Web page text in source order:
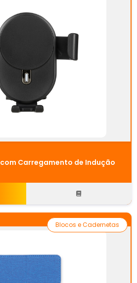
Carregamento de Indução
Blocos e Cadernetas